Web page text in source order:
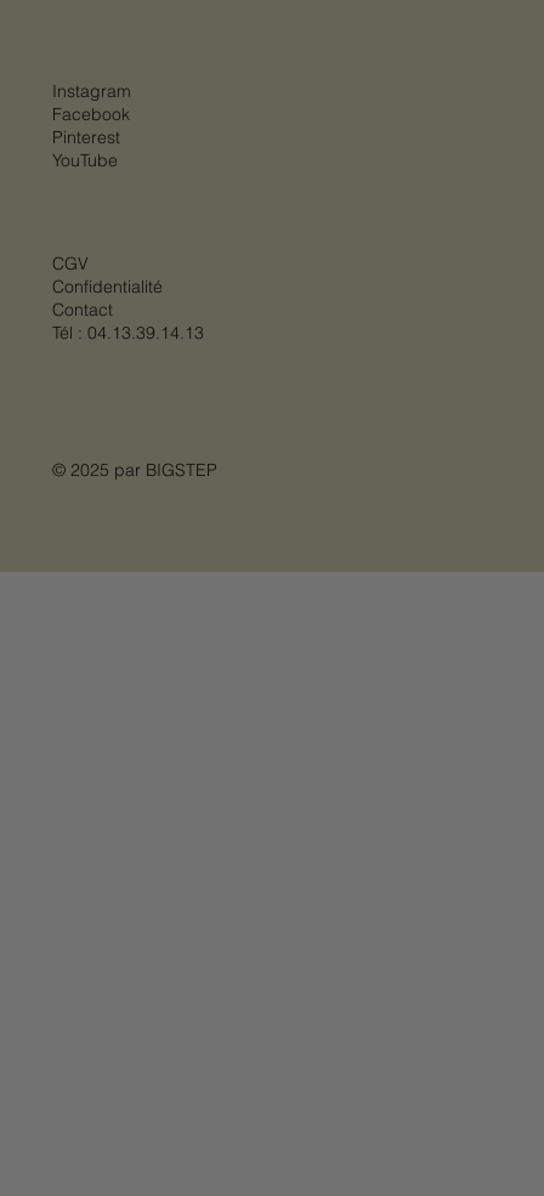
CGV
Confidentialité
Contact
Tél : 04.13.39.14.13
Instagram
Facebook
Pinterest
YouTube
© 2025 par BIGSTEP